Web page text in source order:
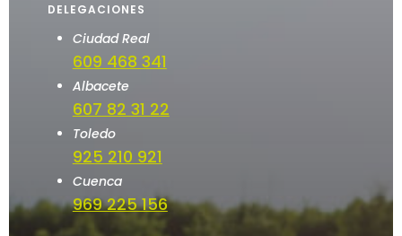
DELEGACIONES
Ciudad Real
609 468 341
Albacete
607 82 31 22
Toledo
925 210 921
Cuenca
969 225 156